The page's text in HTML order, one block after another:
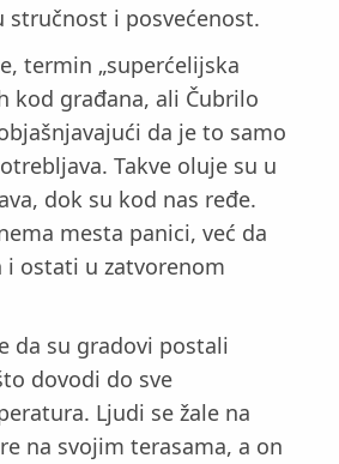
stručnost i posvećenost.
termin „superćelijska
kod građana, ali Čubrilo
da je to samo
Takve oluje su u
dok su kod nas ređe.
mesta panici, već da
ostati u zatvorenom
da su gradovi postali
dovodi do sve
Ljudi se žale na
na svojim terasama, a on